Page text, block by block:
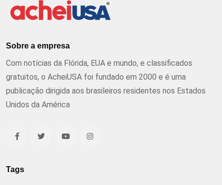
Sobre a empresa
Com notícias da Flórida, EUA e mundo, e classificados
gratuitos, o AcheiUSA foi fundado em 2000 e é uma
publicação dirigida aos brasileiros residentes nos Estados
Unidos da América
Tags